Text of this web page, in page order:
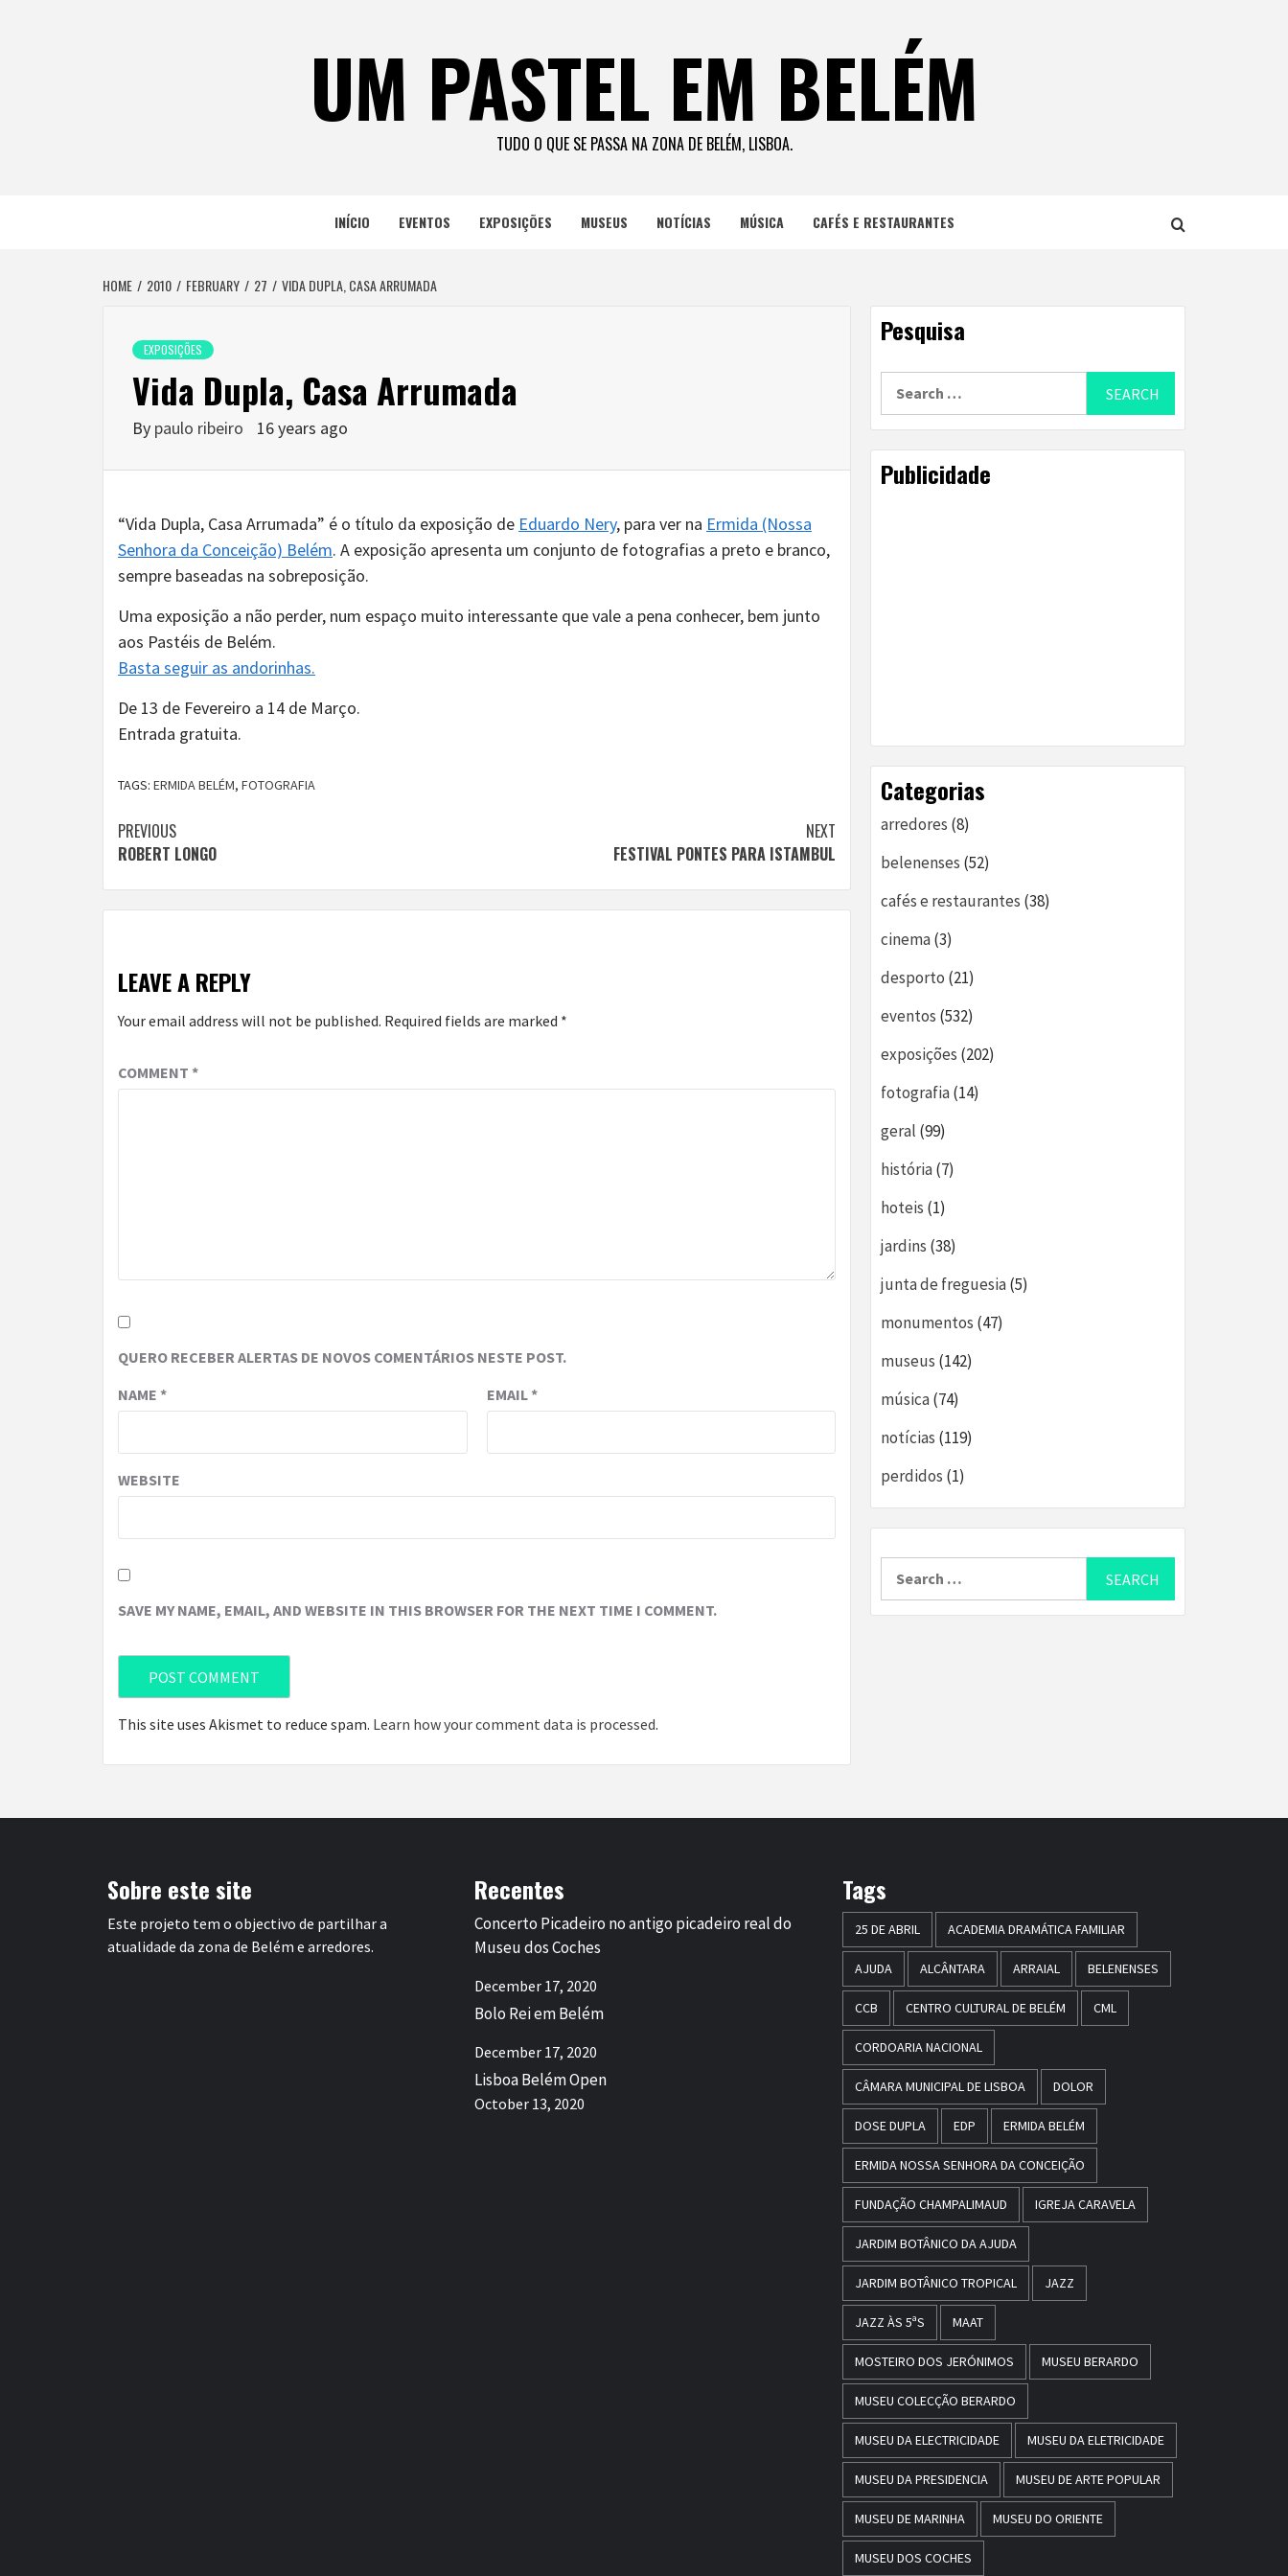
UM PASTEL EM BELÉM
TUDO O QUE SE PASSA NA ZONA DE BELÉM, LISBOA.
INÍCIO EVENTOS EXPOSIÇÕES MUSEUS NOTÍCIAS MÚSICA CAFÉS E RESTAURANTES
HOME 2010 FEBRUARY 27 VIDA DUPLA, CASA ARRUMADA
EXPOSIÇÕES
Vida Dupla, Casa Arrumada
By paulo ribeiro 16 years ago
“Vida Dupla, Casa Arrumada” é o título da exposição de Eduardo Nery, para ver na Ermida (Nossa
Senhora da Conceição) Belém. A exposição apresenta um conjunto de fotografias a preto e branco,
sempre baseadas na sobreposição.
Uma exposição a não perder, num espaço muito interessante que vale a pena conhecer, bem junto
aos Pastéis de Belém.
Basta seguir as andorinhas.
De 13 de Fevereiro a 14 de Março.
Entrada gratuita.
TAGS: ERMIDA BELÉM, FOTOGRAFIA
Continue
Reading
PREVIOUS
ROBERT LONGO
NEXT
FESTIVAL PONTES PARA ISTAMBUL
LEAVE A REPLY
Your email address will not be published. Required fields are marked *
COMMENT *
QUERO RECEBER ALERTAS DE NOVOS COMENTÁRIOS NESTE POST.
NAME * EMAIL*
WEBSITE
SAVE MY NAME, EMAIL, AND WEBSITE IN THIS BROWSER FOR THE NEXT TIME I COMMENT.
This site uses Akismet to reduce spam. Learn how your comment data is processed.
Pesquisa
Publicidade
Categorias
arredores (8)
belenenses (52)
cafés e restaurantes (38)
cinema(3)
desporto (21)
eventos (532)
exposições (202)
fotografia(14)
geral (99)
história(7)
hoteis (1)
jardins (38)
junta de freguesia(5)
monumentos (47)
museus (142)
música(74)
notícias (119)
perdidos (1)
Sobre este site
Este projeto tem o objectivo de partilhar a
atualidade da zona de Belém e arredores.
Recentes
Concerto Picadeiro no antigo picadeiro real do
Museu dos Coches
December 17, 2020
Bolo Rei em Belém
December 17, 2020
Lisboa Belém Open
October 13, 2020
Tags
25 DE ABRIL ACADEMIA DRAMÁTICA FAMILIAR
AJUDA ALCÂNTARA ARRAIAL BELENENSES
CCB CENTRO CULTURAL DE BELÉM CML
CORDOARIA NACIONAL
CÂMARA MUNICIPAL DE LISBOA DOLOR
DOSE DUPLA EDP ERMIDA BELÉM
ERMIDA NOSSA SENHORA DA CONCEIÇÃO
FUNDAÇÃO CHAMPALIMAUD IGREJA CARAVELA
JARDIM BOTÂNICO DA AJUDA
JARDIM BOTÂNICO TROPICAL JAZZ
JAZZ ÀS 5ªS MAAT
MOSTEIRO DOS JERÓNIMOS MUSEU BERARDO
MUSEU COLECÇÃO BERARDO
MUSEU DA ELECTRICIDADE MUSEU DA ELETRICIDADE
MUSEU DA PRESIDENCIA MUSEU DE ARTE POPULAR
MUSEU DE MARINHA MUSEU DO ORIENTE
MUSEU DOS COCHES